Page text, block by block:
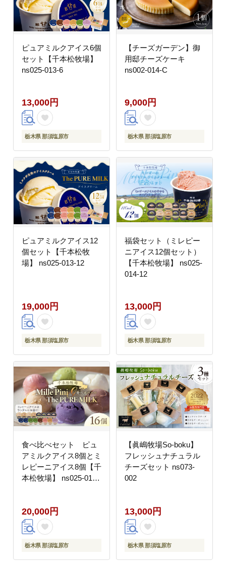
ピュアミルクアイス6個
セット【千本松牧場】
ns025-013-6
13,000円
栃木県 那須塩原市
【チーズガーデン】御
用邸チーズケーキ
ns002-014-C
9,000円
栃木県 那須塩原市
ピュアミルクアイス12
個セット【千本松牧
場】 ns025-013-12
19,000円
栃木県 那須塩原市
福袋セット（ミレピー
ニアイス12個セット）
【千本松牧場】 ns025-
014-12
13,000円
栃木県 那須塩原市
食べ比べセット ピュ
アミルクアイス8個とミ
レピーニアイス8個【千
本松牧場】 ns025-015-
20,000円
栃木県 那須塩原市
【眞嶋牧場So-boku】
フレッシュナチュラル
チーズセット ns073-
002
13,000円
栃木県 那須塩原市